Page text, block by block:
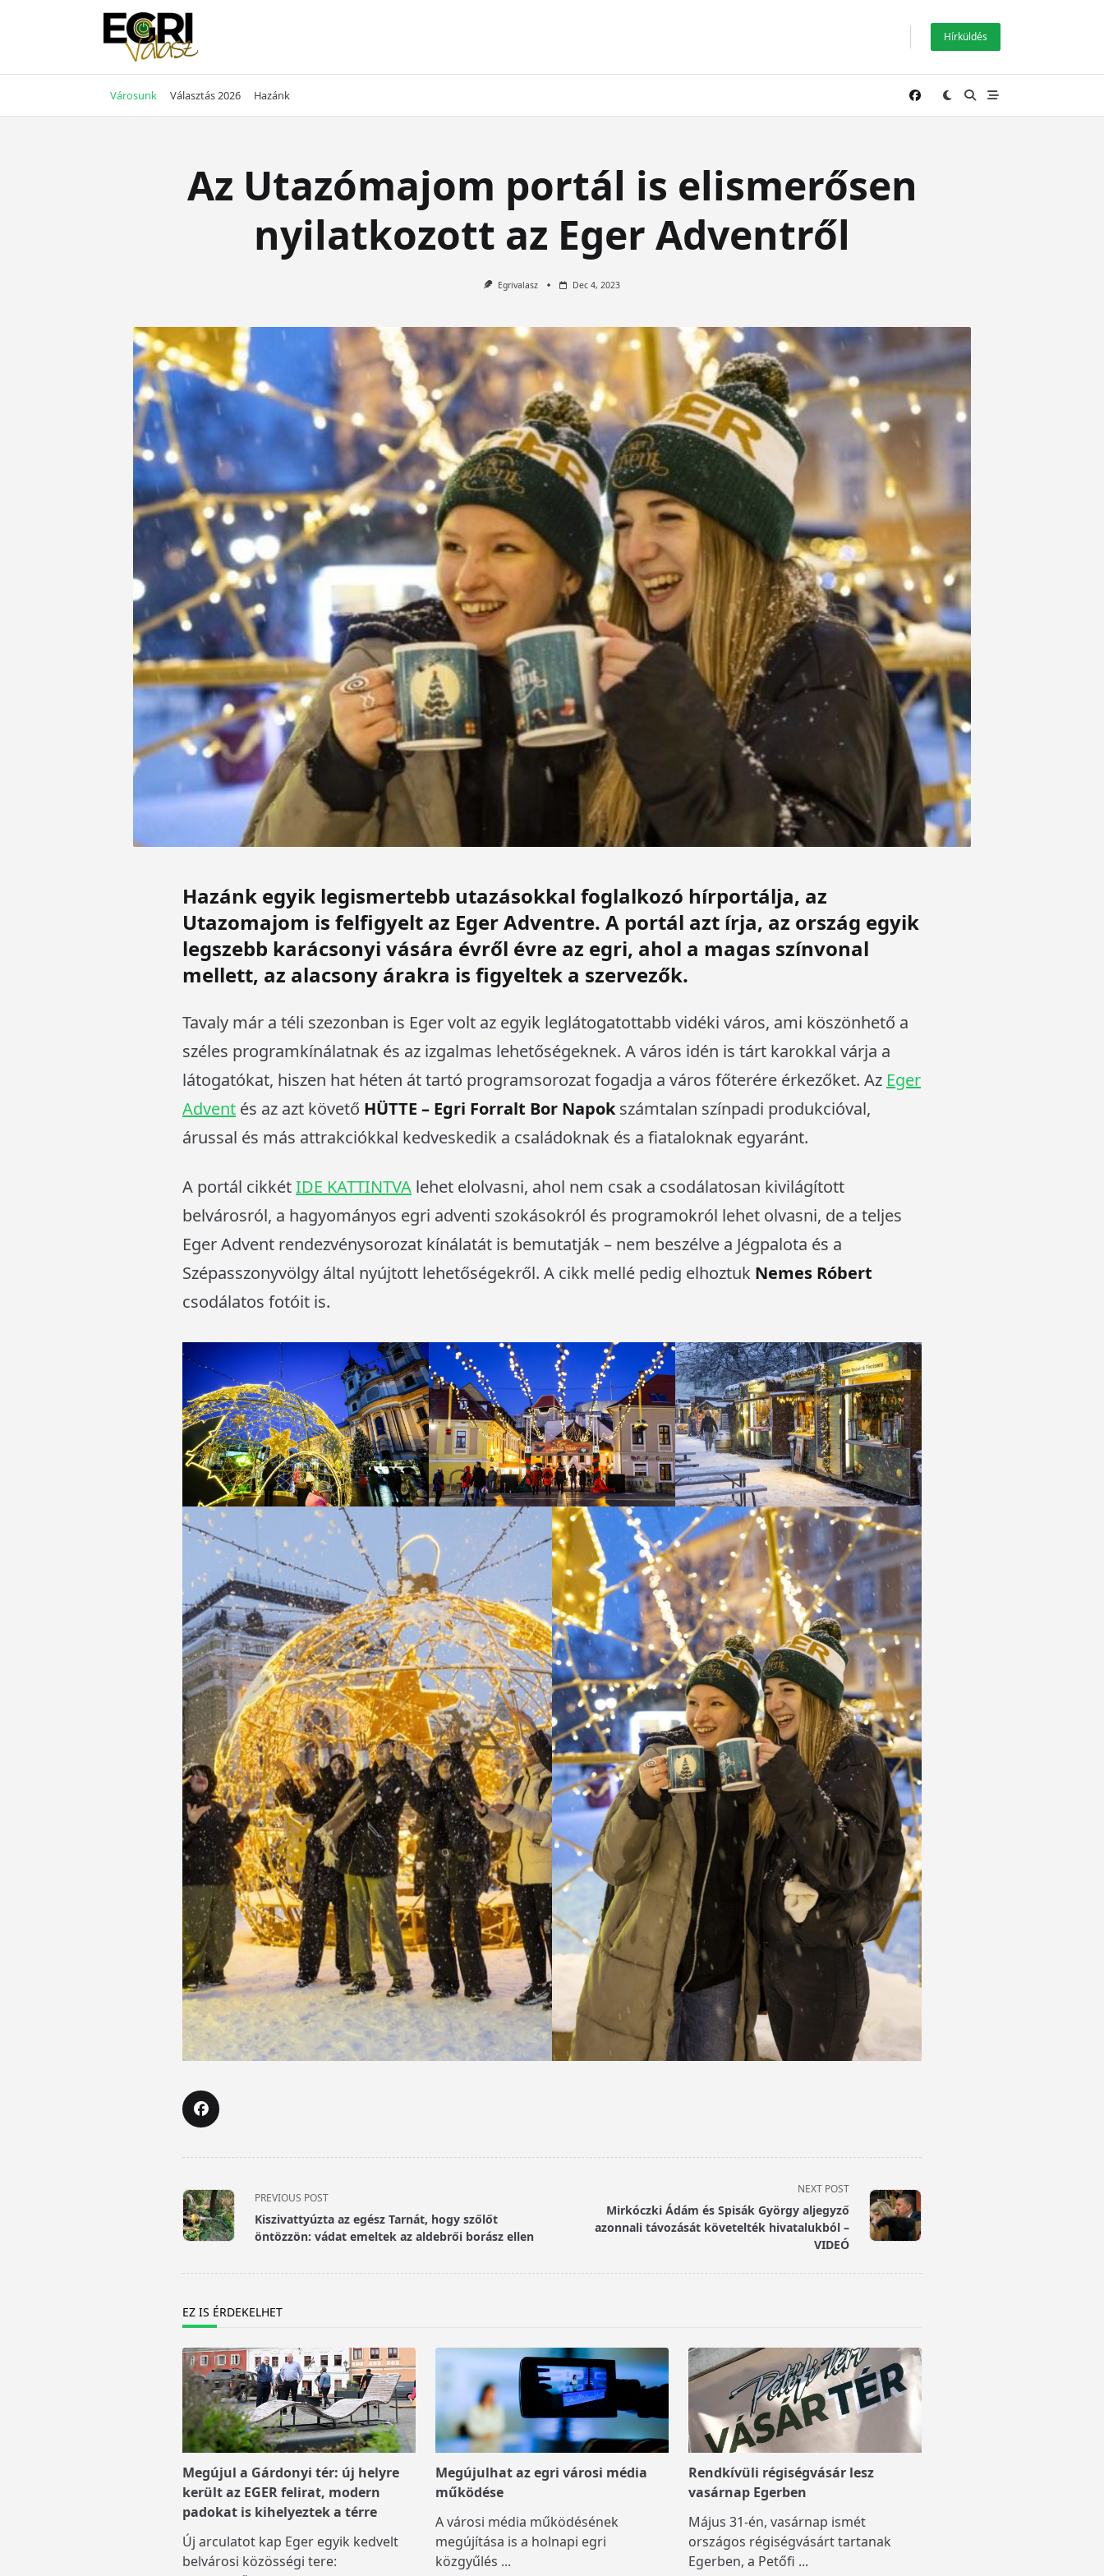
Hírküldés
Városunk Választás 2026 Hazánk
Az Utazómajom portál is elismerősen
nyilatkozott az Eger Adventről
Egrivalasz Dec 4, 2023
Hazánk egyik legismertebb utazásokkal foglalkozó hírportálja, az
Utazomajom is felfigyelt az Eger Adventre. A portál azt írja, az ország egyik
legszebb karácsonyi vására évről évre az egri, ahol a magas színvonal
mellett, az alacsony árakra is figyeltek a szervezők.
Tavaly már a téli szezonban is Eger volt az egyik leglátogatottabb vidéki város, ami köszönhető a
széles programkínálatnak és az izgalmas lehetőségeknek. A város idén is tárt karokkal várja a
látogatókat, hiszen hat héten át tartó programsorozat fogadja a város főterére érkezőket. Az Eger
Advent és az azt követő HÜTTE – Egri Forralt Bor Napokszámtalan színpadi produkcióval,
árussal és más attrakciókkal kedveskedik a családoknak és a fiataloknak egyaránt.
A portál cikkétIDE KATTINTVA lehet elolvasni, ahol nem csak a csodálatosan kivilágított
belvárosról, a hagyományos egri adventi szokásokról és programokról lehet olvasni, de a teljes
Eger Advent rendezvénysorozat kínálatát is bemutatják – nem beszélve a Jégpalota és a
Szépasszonyvölgy által nyújtott lehetőségekről. A cikk mellé pedig elhoztuk Nemes Róbert
csodálatos fotóit is.
<span
class="nav-
subtitle
screen-
PREVIOUS POST
Kiszivattyúzta az egész Tarnát, hogy szőlőt
öntözzön: vádat emeltek az aldebrői borász ellen
NEXT POST
Mirkóczki Ádám és Spisák György aljegyző
azonnali távozását követelték hivatalukból –
VIDEÓ
EZ IS ÉRDEKELHET
Megújul a Gárdonyi tér: új helyre
került az EGER felirat, modern
padokat is kihelyeztek a térre
Új arculatot kap Eger egyik kedvelt
belvárosi közösségi tere:
Megújulhat az egri városi média
működése
A városi média működésének
megújítása is a holnapi egri
közgyűlés ...
Rendkívüli régiségvásár lesz
vasárnap Egerben
Május 31-én, vasárnap ismét
országos régiségvásárt tartanak
Egerben, a Petőfi ...